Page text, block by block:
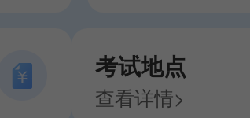
考试地点
查看详情>